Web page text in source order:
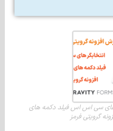
های سی اس اس فیلد دکمه‌ های
گرویتی فرمز